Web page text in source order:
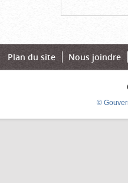
Plan du site Nous joindre
©